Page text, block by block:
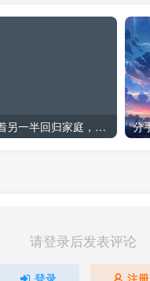
出轨想瞒着另一半回归家庭，这可能吗
请登录后发表评论
登录 注册